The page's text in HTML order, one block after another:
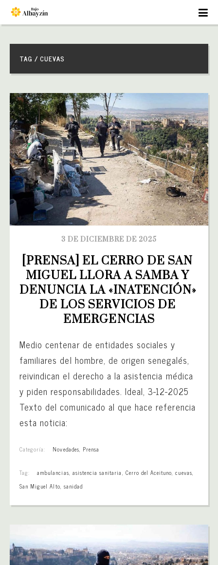
TAG / CUEVAS
3 DE DICIEMBRE DE 2025
[PRENSA] EL CERRO DE SAN
MIGUEL LLORA A SAMBA Y
DENUNCIA LA «INATENCIÓN»
DE LOS SERVICIOS DE
EMERGENCIAS
Medio centenar de entidades sociales y
familiares del hombre, de origen senegalés,
reivindican el derecho a la asistencia médica
y piden responsabilidades. Ideal, 3-12-2025
Texto del comunicado al que hace referencia
esta noticia:
Categoría: Novedades, Prensa
Tag: ambulancias, asistencia sanitaria, Cerro del Aceituno,cuevas,
San Miguel Alto, sanidad